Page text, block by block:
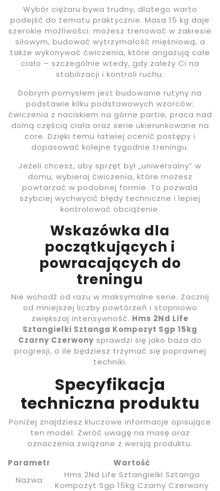
Wybór ciężaru bywa trudny, dlatego warto
podejść do tematu praktycznie. Masa 15 kg daje
szerokie możliwości: możesz trenować w zakresie
siłowym, budować wytrzymałość mięśniową, a
także wykonywać ćwiczenia, które angażują całe
ciało – szczególnie wtedy, gdy zależy Ci na
stabilizacji i kontroli ruchu.
Dobrym pomysłem jest budowanie rutyny na
podstawie kilku podstawowych wzorców:
ćwiczenia z naciskiem na górne partie, praca nad
dolną częścią ciała oraz serie ukierunkowane na
core. Dzięki temu łatwiej ocenić postępy i
dopasować kolejne tygodnie treningu.
Jeżeli chcesz, aby sprzęt był „uniwersalny” w
domu, wybieraj ćwiczenia, które możesz
powtarzać w podobnej formie. To pozwala
szybciej wychwycić błędy techniczne i lepiej
kontrolować obciążenie.
Wskazówka dla
początkujących i
powracających do
treningu
Nie wchodź od razu w maksymalne serie. Zacznij
od mniejszej liczby powtórzeń i stopniowo
zwiększaj intensywność. Hms 2Nd Life
Sztangielki Sztanga Kompozyt Sgp 15kg
Czarny Czerwony sprawdzi się jako baza do
progresji, o ile będziesz trzymać się poprawnej
techniki.
Specyfikacja
techniczna produktu
Poniżej znajdziesz kluczowe informacje opisujące
ten model. Zwróć uwagę na masę oraz
oznaczenia związane z wersją produktu.
Parametr
Wartość
Nazwa
Hms 2Nd Life Sztangielki Sztanga
Kompozyt Sgp 15kg Czarny Czerwony